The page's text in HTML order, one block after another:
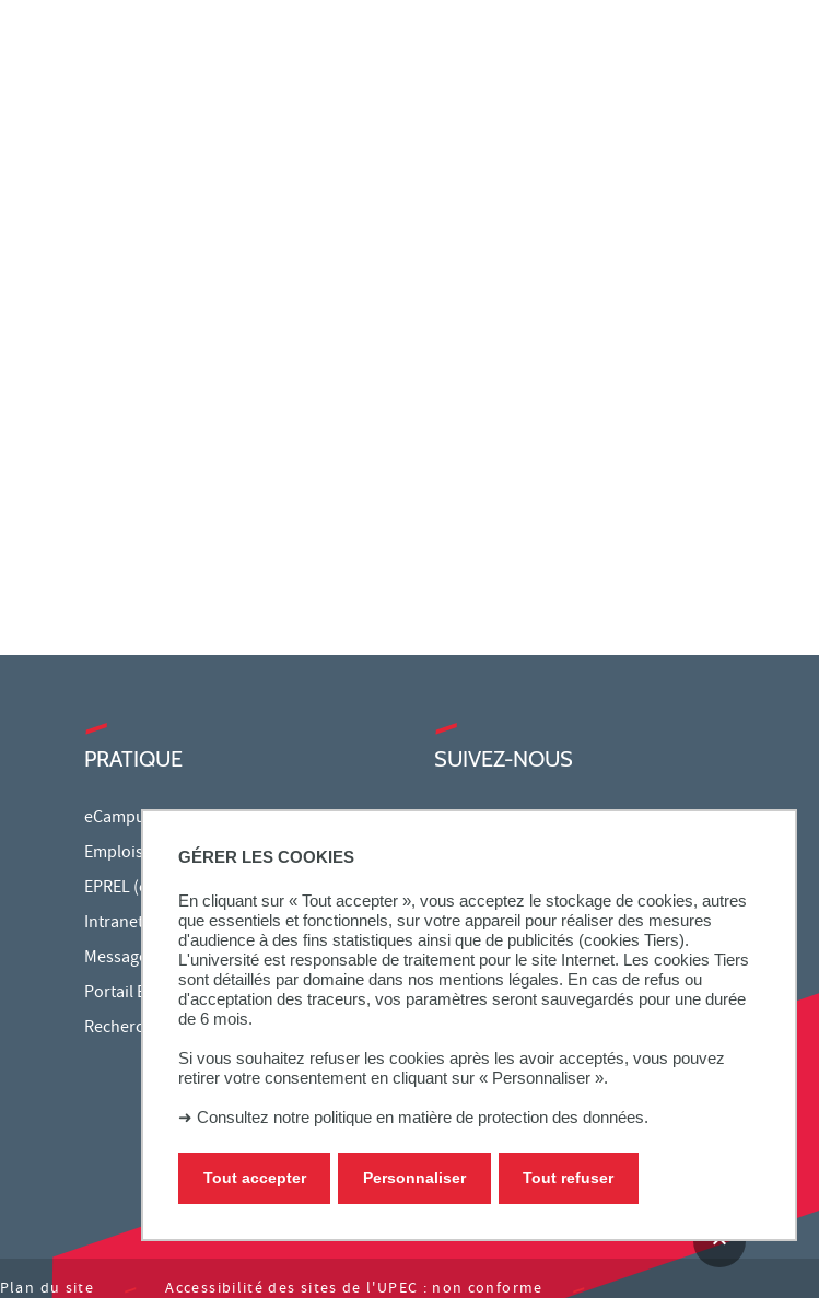
GÉRER LES COOKIES
En cliquant sur « Tout accepter », vous acceptez le stockage de cookies, autres
que essentiels et fonctionnels, sur votre appareil pour réaliser des mesures
d'audience à des fins statistiques ainsi que de publicités (cookies Tiers).
L'université est responsable de traitement pour le site Internet. Les cookies Tiers
sont détaillés par domaine dans nos mentions légales. En cas de refus ou
d'acceptation des traceurs, vos paramètres seront sauvegardés pour une durée
de 6 mois.
Si vous souhaitez refuser les cookies après les avoir acceptés, vous pouvez
retirer votre consentement en cliquant sur « Personnaliser ».
➜ Consultez notre politique en matière de protection des données.
Tout accepter Tout refuser
Personnaliser
PRATIQUE
eCampus
Emplois du temps en ligne
EPREL (cours en ligne)
Intranet des personnels
Messagerie étudiante
Portail Bu Athéna
Rechercher une formation
SUIVEZ-NOUS
Plan du site Accessibilité des sites de l'UPEC : non conforme